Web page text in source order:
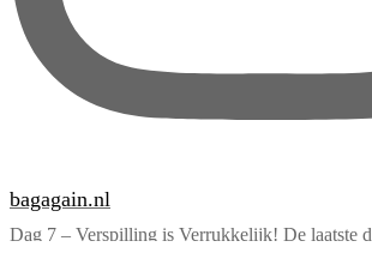
bagagain.nl
Dag 7 – Verspilling is Verrukkelijk! De laatste d